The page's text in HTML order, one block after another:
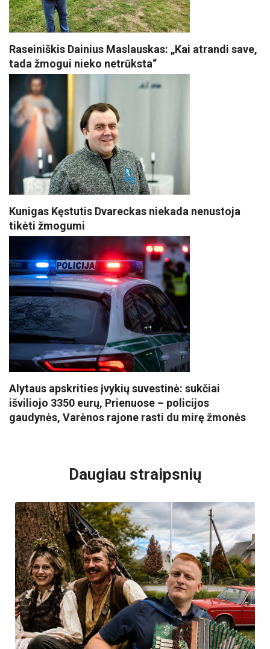
Raseiniškis Dainius Maslauskas: „Kai atrandi save,
tada žmogui nieko netrūksta“
Kunigas Kęstutis Dvareckas niekada nenustoja
tikėti žmogumi
Alytaus apskrities įvykių suvestinė: sukčiai
išviliojo 3350 eurų, Prienuose – policijos
gaudynės, Varėnos rajone rasti du mirę žmonės
Daugiau straipsnių